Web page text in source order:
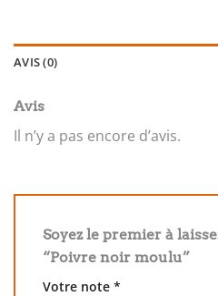
AVIS (0)
Avis
Il n’y a pas encore d’avis.
Soyez le premier à
“Poivre noir moulu”
Votre note *